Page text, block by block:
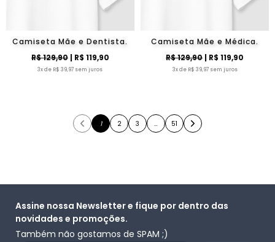
Camiseta Mãe e Dentista.
R$ 129,90| R$ 119,90
3x de R$ 39,97 sem juros
Camiseta Mãe e Médica.
R$ 129,90| R$ 119,90
3x de R$ 39,97 sem juros
1 2 3 … 51
Assine nossa Newsletter e fique por dentro das
novidades e promoções.
Também não gostamos de SPAM ;)